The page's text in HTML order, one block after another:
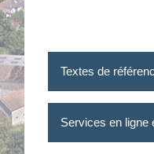
Textes de
Services en ligne